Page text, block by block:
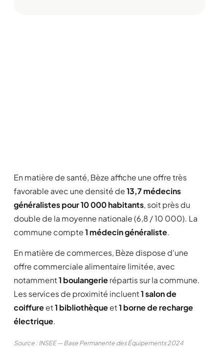
En matière de santé, Bèze affiche une offre très
favorable avec une densité de13,7 médecins
généralistes pour 10 000 habitants, soit près du
double de la moyenne nationale (6,8 / 10 000). La
commune compte1 médecin généraliste.
En matière de commerces, Bèze dispose d'une
offre commerciale alimentaire limitée, avec
notamment1 boulangerierépartis sur la commune.
Les services de proximité incluent1 salon de
coiffureet1 bibliothèqueet1 borne de recharge
électrique.
Source : INSEE — Base Permanente des Équipements 2024